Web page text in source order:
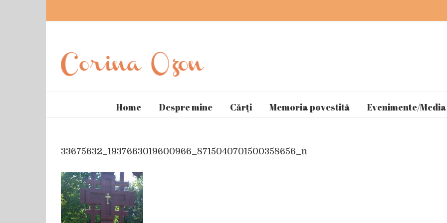
Home Despre mine Cărți Memoria povestită Evenimente/Media
33675632_1937663019600966_8715040701500358656_n